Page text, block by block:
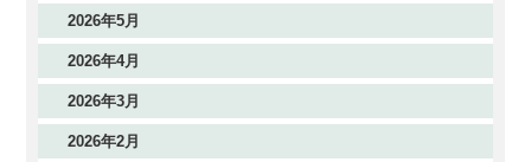
2026年5月
2026年4月
2026年3月
2026年2月